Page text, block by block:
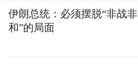
伊朗总统：必须摆脱“非战非
和”的局面